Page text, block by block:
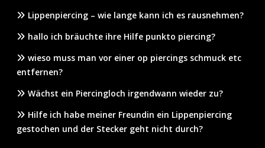
Lippenpiercing – wie lange kann ich es rausnehmen?
hallo ich bräuchte ihre Hilfe punkto piercing?
wieso muss man vor einer op piercings schmuck etc
entfernen?
Wächst ein Piercingloch irgendwann wieder zu?
Hilfe ich habe meiner Freundin ein Lippenpiercing
gestochen und der Stecker geht nicht durch?